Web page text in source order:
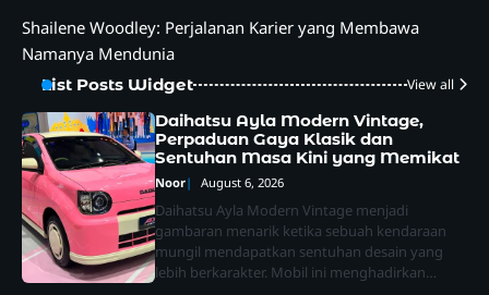
Shailene Woodley: Perjalanan Karier yang Membawa
Namanya Mendunia
List Posts Widget View all
Daihatsu Ayla Modern Vintage,
Perpaduan Gaya Klasik dan
Sentuhan Masa Kini yang Memikat
Noor August 6, 2026
Daihatsu Ayla Modern Vintage menjadi
gambaran menarik ketika sebuah kendaraan
mungil mendapatkan sentuhan desain yang
lebih berkarakter. Mobil ini menghadirkan…